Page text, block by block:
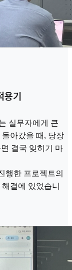
기
실무자에게 큰
아갔을 때, 당장
결국 잊히기 마
행한 프로젝트의
결에 있었습니